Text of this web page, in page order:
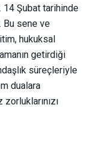
14 Şubat tarihinde
Bu sene ve
hukuksal
getirdiği
süreçleriyle
dualara